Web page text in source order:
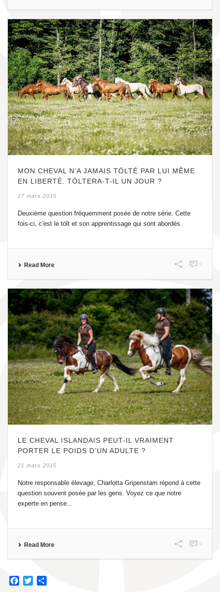
MON CHEVAL N’A JAMAIS TÖLTÉ PAR LUI MÊME
EN LIBERTÉ. TÖLTERA-T-IL UN JOUR ?
27 mars 2015
Deuxième question fréquemment posée de notre série. Cette
fois-ci, c'est le tölt et son apprentissage qui sont abordés.
Read More 0
LE CHEVAL ISLANDAIS PEUT-IL VRAIMENT
PORTER LE POIDS D’UN ADULTE ?
21 mars 2015
Notre responsable élevage, Charlotta Gripenstam répond à cette
question souvent posée par les gens. Voyez ce que notre
experte en pense...
Read More 0